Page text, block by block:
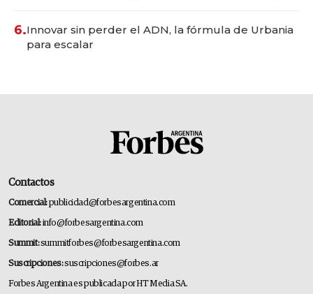
6.Innovar sin perder el ADN, la fórmula de Urbania
para escalar
Contactos
Comercial:publicidad@forbesargentina.com
Editorial:info@forbesargentina.com
Summit:summitforbes@forbesargentina.com
Suscripciones:suscripciones@forbes.ar
Forbes Argentina es publicada por HT Media SA.